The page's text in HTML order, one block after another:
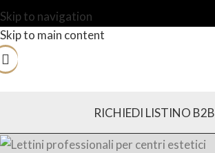
Skip to navigation
Skip to main content
RICHIEDI LISTINO B2B